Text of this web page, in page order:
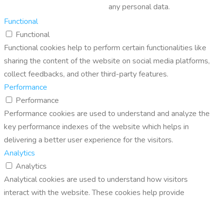
any personal data.
Functional
Functional
Functional cookies help to perform certain functionalities like
sharing the content of the website on social media platforms,
collect feedbacks, and other third-party features.
Performance
Performance
Performance cookies are used to understand and analyze the
key performance indexes of the website which helps in
delivering a better user experience for the visitors.
Analytics
Analytics
Analytical cookies are used to understand how visitors
interact with the website. These cookies help provide